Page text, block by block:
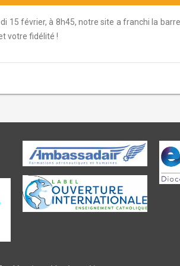
15 février, à 8h45, notre site a franchi la
votre fidélité !